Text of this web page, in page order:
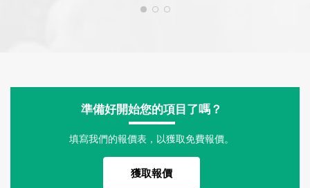
準備好開始您的項目了嗎？
填寫我們的報價表，以獲取免費報價。
獲取報價